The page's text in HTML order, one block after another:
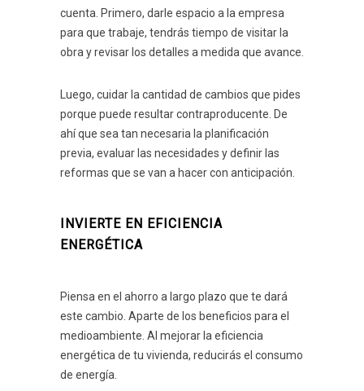
cuenta. Primero, darle espacio a la empresa
para que trabaje, tendrás tiempo de visitar la
obra y revisar los detalles a medida que avance.
Luego, cuidar la cantidad de cambios que pides
porque puede resultar contraproducente. De
ahí que sea tan necesaria la planificación
previa, evaluar las necesidades y definir las
reformas que se van a hacer con anticipación.
INVIERTE EN EFICIENCIA
ENERGÉTICA
Piensa en el ahorro a largo plazo que te dará
este cambio. Aparte de los beneficios para el
medioambiente. Al mejorar la eficiencia
energética de tu vivienda, reducirás el consumo
de energía.